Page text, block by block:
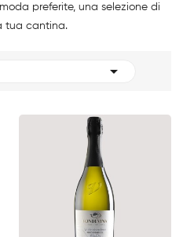
preferite, una selezione di
tua cantina.
